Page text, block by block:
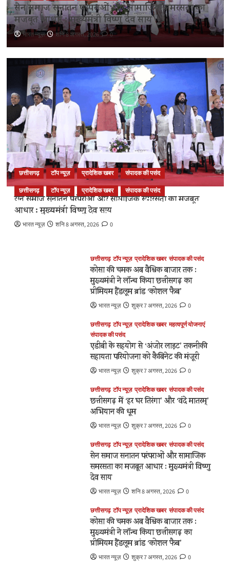
सेन समाज सनातन परंपराओं और सामाजिक समरसता का
मजबूत आधार : मुख्यमंत्री विष्णु देव साय
भारत न्यूज़ शनि 8 अगस्त, 2026 0
छत्तीसगढ़ टॉप न्यूज़ प्रादेशिक खबर संपादक की पसंद
सेन समाज सनातन परंपराओं और सामाजिक समरसता का मजबूत
आधार : मुख्यमंत्री विष्णु देव साय
भारत न्यूज़ शनि 8 अगस्त, 2026 0
छत्तीसगढ़ टॉप न्यूज़ प्रादेशिक खबर संपादक की पसंद
सेन समाज सनातन परंपराओं और सामाजिक समरसता का
मजबूत आधार : मुख्यमंत्री विष्णु देव साय
छत्तीसगढ़ टॉप न्यूज़ प्रादेशिक खबर संपादक की पसंद
कोसा की चमक अब वैश्विक बाजार तक :
मुख्यमंत्री ने लॉन्च किया छत्तीसगढ़ का
प्रीमियम हैंडलूम ब्रांड ‘कोशल फैब’
भारत न्यूज़ शुक्र 7 अगस्त, 2026 0
छत्तीसगढ़ टॉप न्यूज़ प्रादेशिक खबर महत्वपूर्ण योजनाएं
संपादक की पसंद
एडीबी के सहयोग से ‘अंजोर लाइट’ तकनीकी
सहायता परियोजना को कैबिनेट की मंजूरी
भारत न्यूज़ शुक्र 7 अगस्त, 2026 0
छत्तीसगढ़ टॉप न्यूज़ प्रादेशिक खबर संपादक की पसंद
छत्तीसगढ़ में ‘हर घर तिरंगा’ और ‘वंदे मातरम्’
अभियान की धूम
भारत न्यूज़ शुक्र 7 अगस्त, 2026 0
छत्तीसगढ़ टॉप न्यूज़ प्रादेशिक खबर संपादक की पसंद
सेन समाज सनातन परंपराओं और सामाजिक
समरसता का मजबूत आधार : मुख्यमंत्री विष्णु
देव साय
भारत न्यूज़ शनि 8 अगस्त, 2026 0
छत्तीसगढ़ टॉप न्यूज़ प्रादेशिक खबर संपादक की पसंद
कोसा की चमक अब वैश्विक बाजार तक :
मुख्यमंत्री ने लॉन्च किया छत्तीसगढ़ का
प्रीमियम हैंडलूम ब्रांड ‘कोशल फैब’
भारत न्यूज़ शुक्र 7 अगस्त, 2026 0